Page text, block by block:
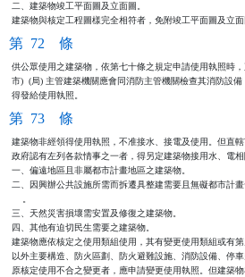
二、建築物竣工平面圖及立面圖。
建築物與核定工程圖樣完全相符者，免附竣工平面圖及立面
第 72 條
供公眾使用之建築物，依第七十條之規定申請使用執照時
市)  (局) 主管建築機關應會同消防主管機關檢查其消防設備
得發給使用執照。
第 73 條
建築物非經領得使用執照，不准接水、接電及使用。但直
政府認有左列各款情事之一者，得另定建築物接用水、電相
一、偏遠地區且非屬都市計畫地區之建築物。
二、因興辦公共設施所需而拆遷具整建需要且無礙都市計
    。
三、天然災害損壞需安置及修復之建築物。
四、其他有迫切民生需要之建築物。
建築物應依核定之使用類組使用，其有變更使用類組或有
以外主要構造、防火區劃、防火避難設施、消防設備、停
原核定使用不合之變更者，應申請變更使用執照。但建築